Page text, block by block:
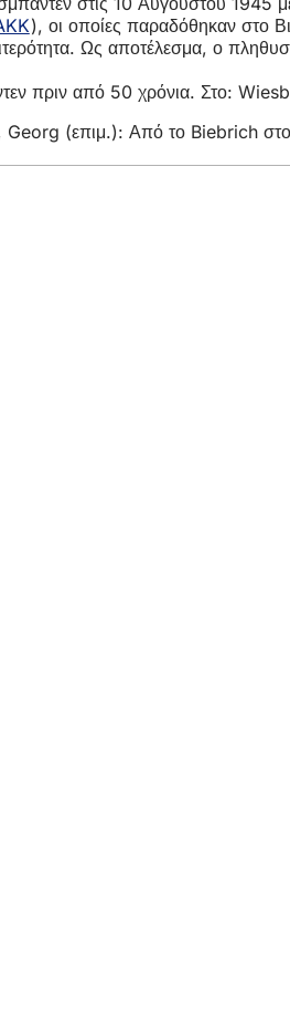
), οι οποίες παραδόθηκαν στο
Ως αποτέλεσμα, ο
πριν από 50 χρόνια. Στο:
(επιμ.): Από το Biebrich